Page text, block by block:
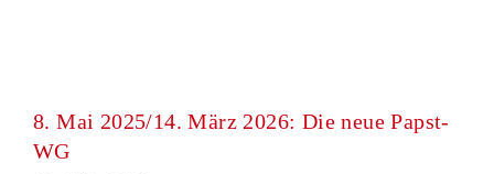
8. Mai 2025/14. März 2026: Die neue Papst-
WG